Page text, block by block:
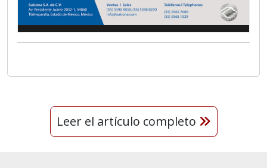
Leer el artículo completo